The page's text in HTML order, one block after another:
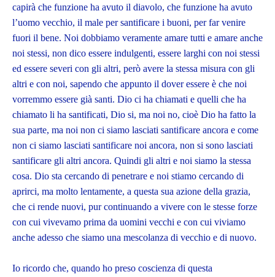
capirà che funzione ha avuto il diavolo, che funzione ha avuto
l’uomo vecchio, il male per santificare i buoni, per far venire
fuori il bene. Noi dobbiamo veramente amare tutti e amare anche
noi stessi, non dico essere indulgenti, essere larghi con noi stessi
ed essere severi con gli altri, però avere la stessa misura con gli
altri e con noi, sapendo che appunto il dover essere è che noi
vorremmo essere già santi. Dio ci ha chiamati e quelli che ha
chiamato li ha santificati, Dio si, ma noi no, cioè Dio ha fatto la
sua parte, ma noi non ci siamo lasciati santificare ancora e come
non ci siamo lasciati santificare noi ancora, non si sono lasciati
santificare gli altri ancora. Quindi gli altri e noi siamo la stessa
cosa. Dio sta cercando di penetrare e noi stiamo cercando di
aprirci, ma molto lentamente, a questa sua azione della grazia,
che ci rende nuovi, pur continuando a vivere con le stesse forze
con cui vivevamo prima da uomini vecchi e con cui viviamo
anche adesso che siamo una mescolanza di vecchio e di nuovo.
Io ricordo che, quando ho preso coscienza di questa